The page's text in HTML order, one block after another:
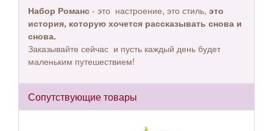
Набор Романс - это настроение, это стиль, это
история, которую хочется рассказывать снова и
снова.
Заказывайте сейчас и пусть каждый день будет
маленьким путешествием!
Сопутствующие товары